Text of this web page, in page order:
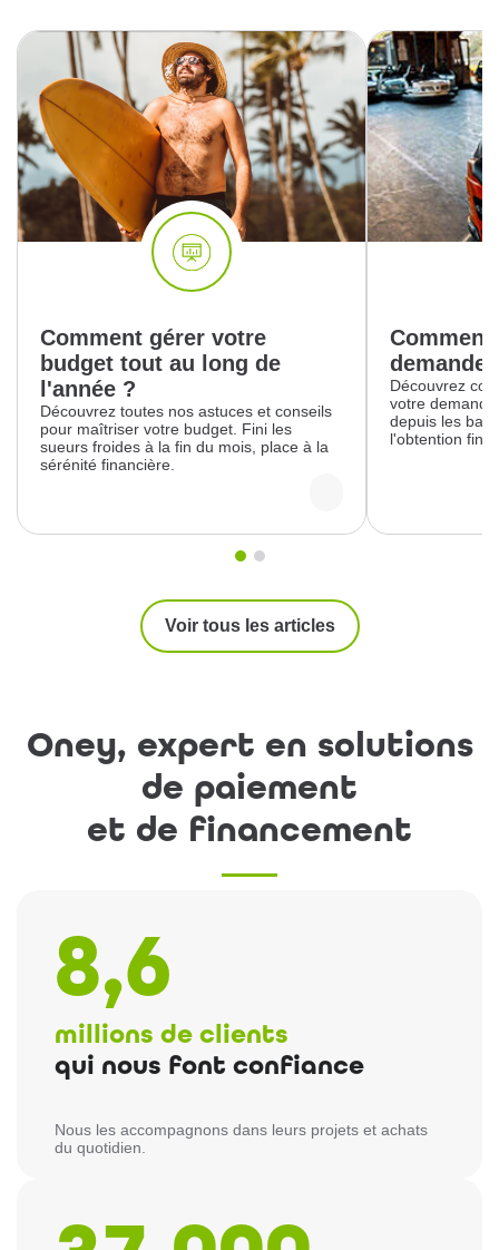
Comment gérer votre
budget tout au long de
l'année ?
Découvrez toutes nos astuces et conseils
pour maîtriser votre budget. Fini les
sueurs froides à la fin du mois, place à la
sérénité financière.
demande
Découvrez
votre
depuis les
l'obtention
Voir tous les articles
Oney, expert en solutions
de paiement
et de financement
8,6
millions de clients
qui nous font confiance
Nous les accompagnons dans leurs projets et achats
du quotidien.